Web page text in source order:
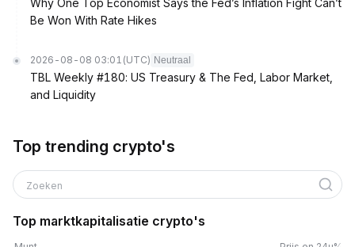
Why One Top Economist Says the Fed’s Inflation Fight Can’t
Be Won With Rate Hikes
2026-08-08 03:01 (UTC) Neutraal
TBL Weekly #180: US Treasury & The Fed, Labor Market,
and Liquidity
Top trending crypto's
Zoeken
Top marktkapitalisatie crypto's